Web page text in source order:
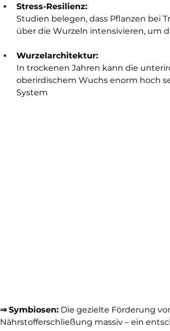
Stress-Resilienz:
Studien belegen, dass Pflanzen bei
über die Wurzeln intensivieren, um
Wurzelarchitektur:
In trockenen Jahren kann die
oberirdischem Wuchs enorm hoch
System
⇒ Symbiosen: Die gezielte Förderung
Nährstofferschließung massiv – ein